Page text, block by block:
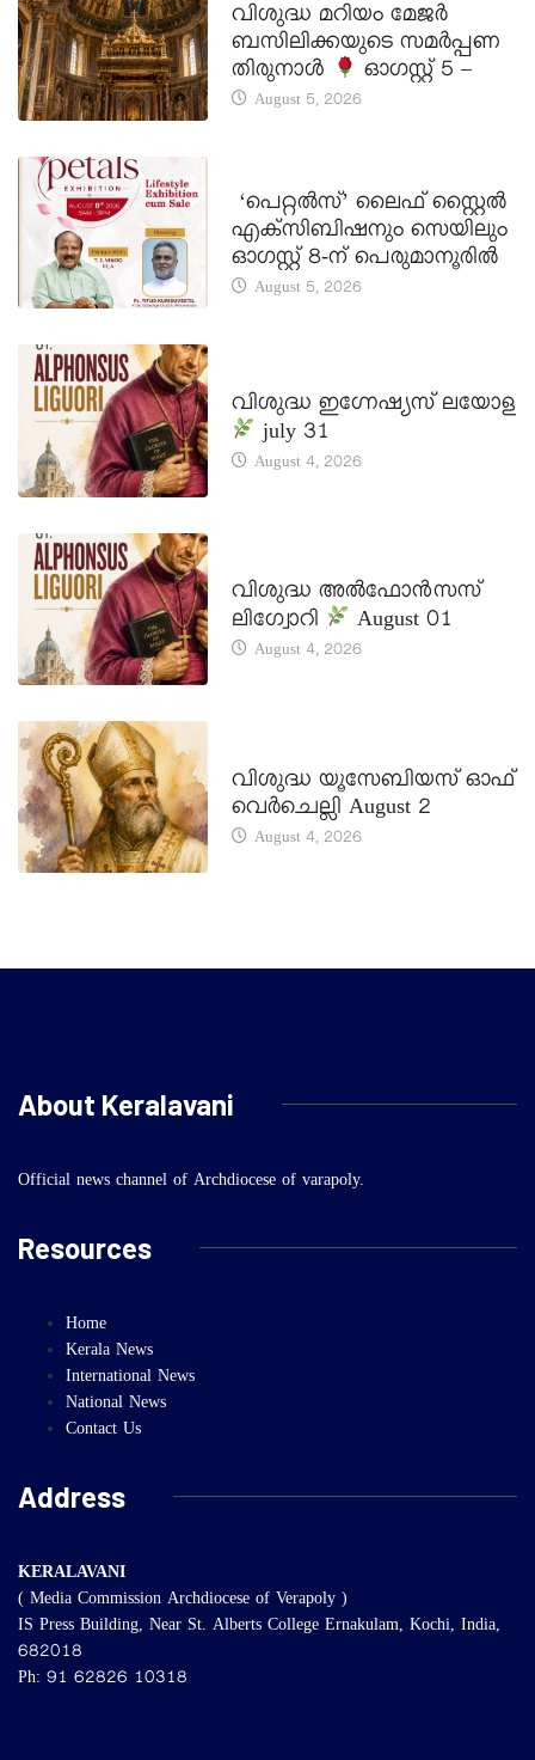
വിശുദ്ധ മറിയം മേജർ
ബസിലിക്കയുടെ സമർപ്പണ
തിരുനാൾ
ഓഗസ്റ്റ് 5 –
August 5, 2026
‘പെറ്റൽസ്’ ലൈഫ് സ്റ്റൈൽ
എക്സിബിഷനും സെയിലും
ഓഗസ്റ്റ് 8-ന് പെരുമാനൂരിൽ
August 5, 2026
വിശുദ്ധ ഇഗ്നേഷ്യസ് ലയോള
july 31
August 4, 2026
വിശുദ്ധ അൽഫോൻസസ്
ലിഗ്വോറി
August 01
August 4, 2026
വിശുദ്ധ യൂസേബിയസ് ഓഫ്
വെർചെല്ലി August 2
August 4, 2026
About Keralavani
Official news channel of Archdiocese of varapoly.
Resources
Home
Kerala News
International News
National News
Contact Us
Address
KERALAVANI
( Media Commission Archdiocese of Verapoly )
IS Press Building, Near St. Alberts College Ernakulam, Kochi, India,
682018
Ph: 91 62826 10318